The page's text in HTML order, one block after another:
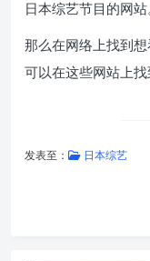
日本综艺节目的网站
那么在网络上找到
可以在这些网站上找
发表至： 日本综艺